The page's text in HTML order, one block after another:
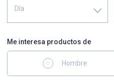
Día
Me interesa productos de
Hombre